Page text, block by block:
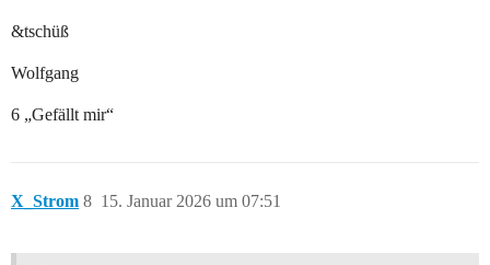
&tschüß
Wolfgang
6 „Gefällt mir“
X_Strom 15. Januar 2026 um 07:51
8